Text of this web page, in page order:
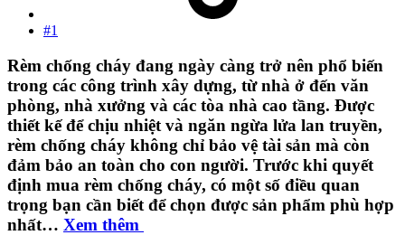
#1
Rèm chống cháy đang ngày càng trở nên phổ biến
trong các công trình xây dựng, từ nhà ở đến văn
phòng, nhà xưởng và các tòa nhà cao tầng. Được
thiết kế để chịu nhiệt và ngăn ngừa lửa lan truyền,
rèm chống cháy không chỉ bảo vệ tài sản mà còn
đảm bảo an toàn cho con người. Trước khi quyết
định mua rèm chống cháy, có một số điều quan
trọng bạn cần biết để chọn được sản phẩm phù hợp
nhất… Xem thêm